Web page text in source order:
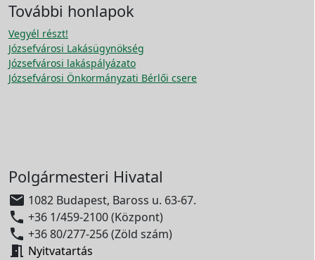
További honlapok
Vegyél részt!
Józsefvárosi Lakásügynökség
Józsefvárosi lakáspályázato
Józsefvárosi Önkormányzati Bérlői csere
Polgármesteri Hivatal
 1082 Budapest, Baross u. 63-67.
 +36 1/459-2100 (Központ)
 +36 80/277-256 (Zöld szám)
 Nyitvatartás